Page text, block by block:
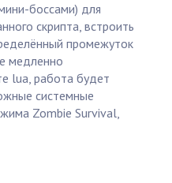
боссами) для
скрипта, встроить
промежуток
медленно
lua, работа будет
системные
Zombie Survival,